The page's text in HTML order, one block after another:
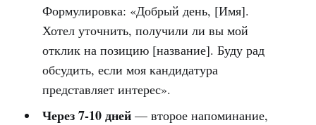
Формулировка: «Добрый день, [Имя].
Хотел уточнить, получили ли вы мой
отклик на позицию [название]. Буду рад
обсудить, если моя кандидатура
представляет интерес».
Через 7-10 дней— второе напоминание,